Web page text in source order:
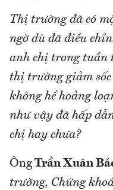
Thị trường đã có
ngờ dù đã điều
anh chị trong tuần
thị trường giảm
không hề hoảng
như vậy đã hấp
chị hay chưa?
ÔngTrần Xuân
trường, Chứng